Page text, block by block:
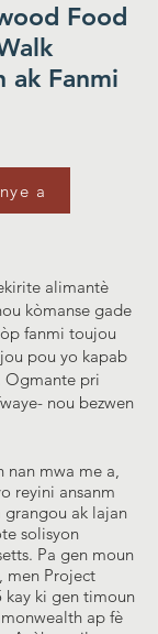
Food
ak Fanmi
a
alimantè
kòmanse gade
fanmi toujou
pou yo kapab
Ogmante pri
nou bezwen
nan mwa me a,
reyini ansanm
ak lajan
solisyon
Pa gen moun
men Project
kay ki gen timoun
ap fè